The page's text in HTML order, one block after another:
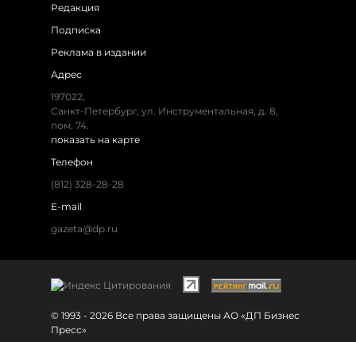
Редакция
Подписка
Реклама в издании
Адрес
197022,
Санкт-Петербург, ул. Инструментальная, д. 8,
пом. 74.
показать на карте
Телефон
(812) 328-28-28
E-mail
gazeta@dp.ru
© 1993 - 2026 Все права защищены АО «ДП Бизнес
Пресс»